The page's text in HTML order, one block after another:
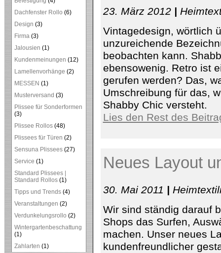
Dachfenster Rollo (6)
Design (3)
Firma(3)
Jalousien (1)
Kundenmeinungen (12)
Lamellenvorhänge (2)
MESSEN (1)
Musterversand (3)
Plissee für Sonderformen
(3)
Plissee Rollos(48)
Plissees für Türen (2)
Sensuna Plissees(27)
Service (1)
Standard Plissees |
Standard Rollos(1)
Tipps und Trends(4)
Veranstaltungen (2)
Verdunkelungsrollo (2)
Wintergartenbeschattung
(1)
Zahlarten (1)
23. März 2012 |
Vintagedesign, wörtlich
unzureichende
beobachten kann.
ebensowenig. Retro ist
gerufen werden? Das,
Umschreibung für das,
Shabby Chic versteht.
Lies den Rest des
Neues Layout
30. Mai 2011 |
Wir sind ständig darauf
Shops das Surfen,
machen. Unser neues
kundenfreundlicher